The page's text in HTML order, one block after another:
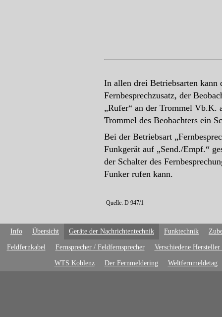
In allen drei Betriebsarten kann
Fernbesprechzusatz, der
„Rufer“ an der Trommel Vb.K.
Trommel des Beobachters ein
Bei der Betriebsart
Funkgerät auf „Send./Empf.“
der Schalter des
Funker rufen kann.
Quelle: D 947/1
Info Übersicht Geräte der Nachrichtentechnik Funktechnik
Feldfernkabel Fernsprecher / Feldfernsprecher Verschiedene
WTS Koblenz Der Fernmeldering Weltfernmeldetag